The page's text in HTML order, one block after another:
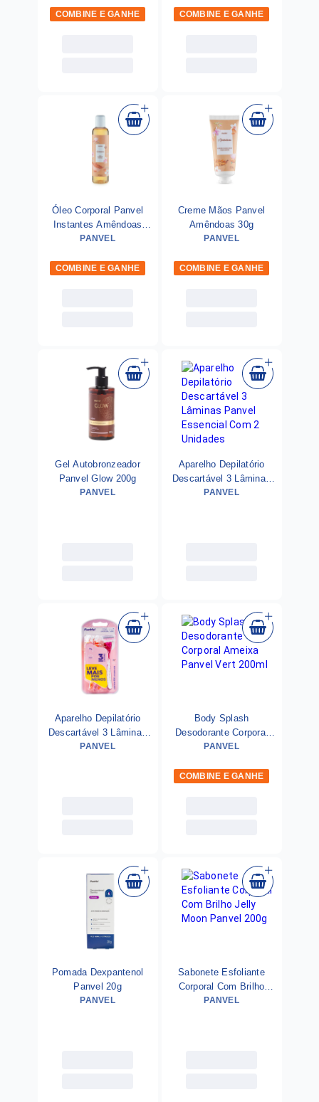
COMBINE E GANHE COMBINE E GANHE
Óleo Corporal Panvel
Instantes Amêndoas
200ml
PANVEL
COMBINE E GANHE
Creme Mãos Panvel
Amêndoas 30g
PANVEL
COMBINE E GANHE
Gel Autobronzeador
Panvel Glow 200g
PANVEL
Aparelho Depilatório
Descartável 3 Lâminas
Panvel Essencial Com 2
PANVEL
Aparelho Depilatório
Descartável 3 Lâminas
Panvel Essencial Leve 4
PANVEL
Body Splash
Desodorante Corporal
Ameixa Panvel Vert
PANVEL
COMBINE E GANHE
Pomada Dexpantenol
Panvel 20g
PANVEL
Sabonete Esfoliante
Corporal Com Brilho
Jelly Moon Panvel 200g
PANVEL